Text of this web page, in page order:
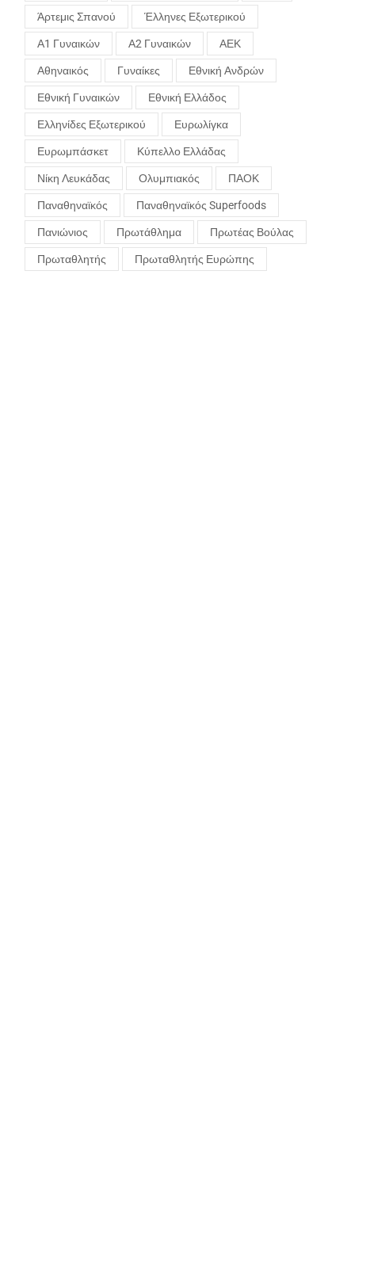
Άρτεμις Σπανού Έλληνες Εξωτερικού
Α1 Γυναικών Α2 Γυναικών ΑΕΚ
Αθηναικός Γυναίκες Εθνική Ανδρών
Εθνική Γυναικών Εθνική Ελλάδος
Ελληνίδες Εξωτερικού Ευρωλίγκα
Ευρωμπάσκετ Κύπελλο Ελλάδας
Νίκη Λευκάδας Ολυμπιακός ΠΑΟΚ
Παναθηναϊκός Παναθηναϊκός Superfoods
Πανιώνιος Πρωτάθλημα Πρωτέας Βούλας
Πρωταθλητής Πρωταθλητής Ευρώπης